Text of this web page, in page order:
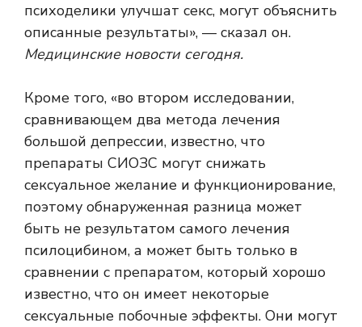
психоделики улучшат секс, могут объяснить
описанные результаты», — сказал он.
Медицинские новости сегодня.
Кроме того, «во втором исследовании,
сравнивающем два метода лечения
большой депрессии, известно, что
препараты СИОЗС могут снижать
сексуальное желание и функционирование,
поэтому обнаруженная разница может
быть не результатом самого лечения
псилоцибином, а может быть только в
сравнении с препаратом, который хорошо
известно, что он имеет некоторые
сексуальные побочные эффекты. Они могут